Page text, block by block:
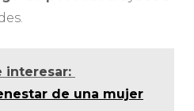
interesar:
de una mujer